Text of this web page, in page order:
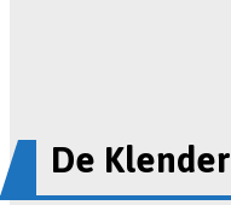
De Klender